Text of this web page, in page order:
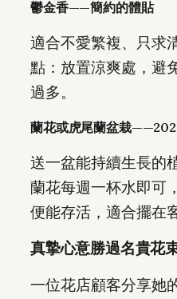
鬱金香——簡約的體貼
適合不愛繁複、只求
點：放置涼爽處，避
過多。
蘭花或虎尾蘭盆栽
送一盆能持續生長的
蘭花每週一杯水即可
便能存活，適合擺在
真摯心意勝過名貴花
一位花店顧客分享她